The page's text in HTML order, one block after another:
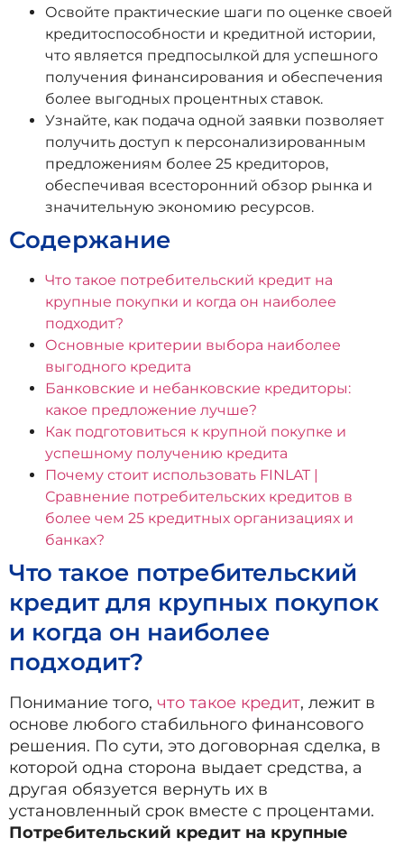
Освойте практические шаги по оценке своей
кредитоспособности и кредитной истории,
что является предпосылкой для успешного
получения финансирования и обеспечения
более выгодных процентных ставок.
Узнайте, как подача одной заявки позволяет
получить доступ к персонализированным
предложениям более 25 кредиторов,
обеспечивая всесторонний обзор рынка и
значительную экономию ресурсов.
Содержание
Что такое потребительский кредит на
крупные покупки и когда он наиболее
подходит?
Основные критерии выбора наиболее
выгодного кредита
Банковские и небанковские кредиторы:
какое предложение лучше?
Как подготовиться к крупной покупке и
успешному получению кредита
Почему стоит использовать FINLAT |
Сравнение потребительских кредитов в
более чем 25 кредитных организациях и
банках?
Что такое потребительский
кредит для крупных покупок
и когда он наиболее
подходит?
Понимание того, что такое кредит, лежит в
основе любого стабильного финансового
решения. По сути, это договорная сделка, в
которой одна сторона выдает средства, а
другая обязуется вернуть их в
установленный срок вместе с процентами.
Потребительский кредит на крупные